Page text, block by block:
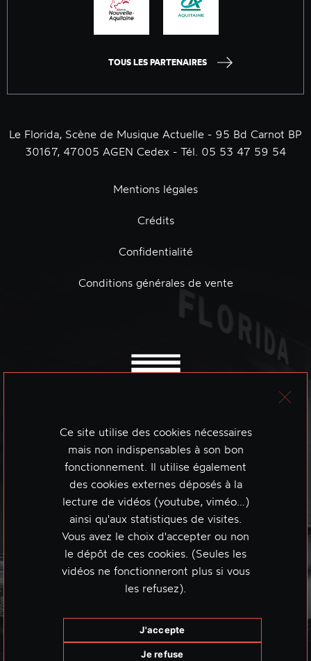
TOUS LES PARTENAIRES
Le Florida, Scène de Musique Actuelle - 95 Bd Carnot BP
30167, 47005 AGEN Cedex - Tél. 05 53 47 59 54
Mentions légales
Crédits
Confidentialité
Conditions générales de vente
Ce site utilise des cookies nécessaires
mais non indispensables à son bon
fonctionnement. Il utilise également
des cookies externes déposés à la
lecture de vidéos (youtube, viméo…)
ainsi qu'aux statistiques de visites.
Vous avez le choix d'accepter ou non
le dépôt de ces cookies. (Seules les
vidéos ne fonctionneront plus si vous
les refusez).
J'accepte
Je refuse